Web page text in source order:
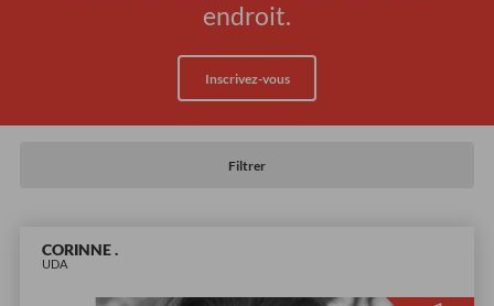
endroit.
Inscrivez-vous
Filtrer
CORINNE .
UDA